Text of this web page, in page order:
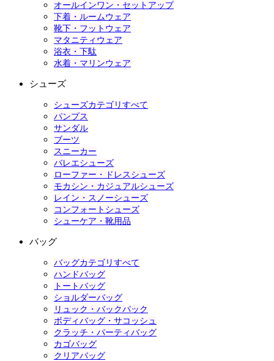
オールインワン・セットアップ
下着・ルームウェア
靴下・フットウェア
マタニティウェア
浴衣・下駄
水着・マリンウェア
シューズ
シューズカテゴリすべて
パンプス
サンダル
ブーツ
スニーカー
バレエシューズ
ローファー・ドレスシューズ
モカシン・カジュアルシューズ
レイン・スノーシューズ
コンフォートシューズ
シューケア・靴用品
バッグ
バッグカテゴリすべて
ハンドバッグ
トートバッグ
ショルダーバッグ
リュック・バックパック
ボディバッグ・サコッシュ
クラッチ・パーティバッグ
カゴバッグ
クリアバッグ